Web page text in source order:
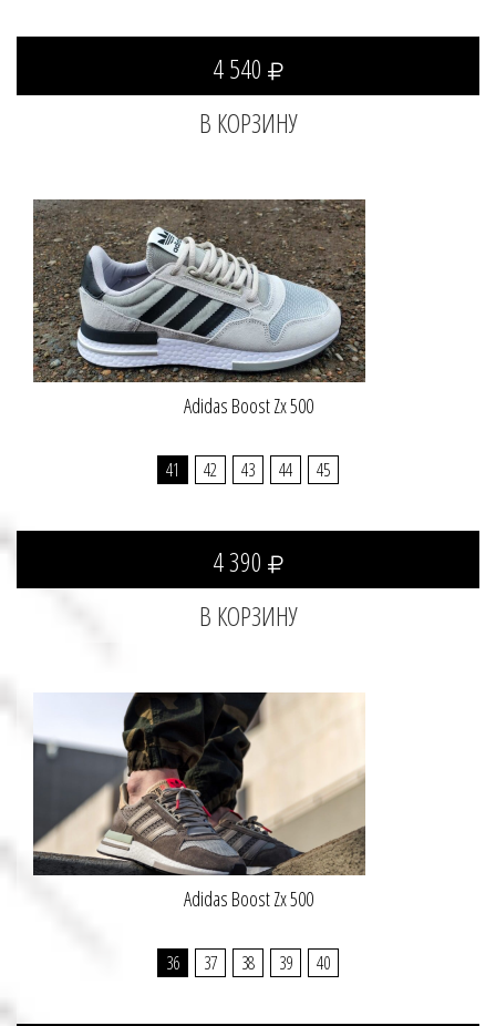
4 540
Adidas Boost Zx 500
41 42 43 44 45
4 390
Adidas Boost Zx 500
36 37 38 39 40